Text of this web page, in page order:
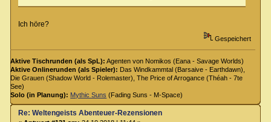
Ich höre?
Gespeichert
Aktive Tischrunden (als SpL): Agenten von Nomikos (Eana - Savage Worlds)
Aktive Onlinerunden (als Spieler): Das Windkammtal (Barsaive - Earthdawn),
Die Grauen (Shadow World - Rolemaster), The Price of Arrogance (Théah - 7te
See)
Solo (in Planung): Mythic Suns (Fading Suns - M-Space)
Re: Weltengeists Abenteuer-Rezensionen